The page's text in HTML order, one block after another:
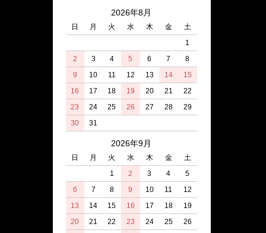
2026年8月
日 月 火 水 木 金
土
1
2
3 4 5 6 7
8
9
10 11 12 13 14
15
16
17 18 19 20 21
22
23
24 25 26 27 28
29
30
31
2026年9月
日 月 火 水 木 金
土
1
2 3 4
5
6
7 8 9 10 11
12
13
14 15 16 17 18
19
20
21 22 23 24 25
26